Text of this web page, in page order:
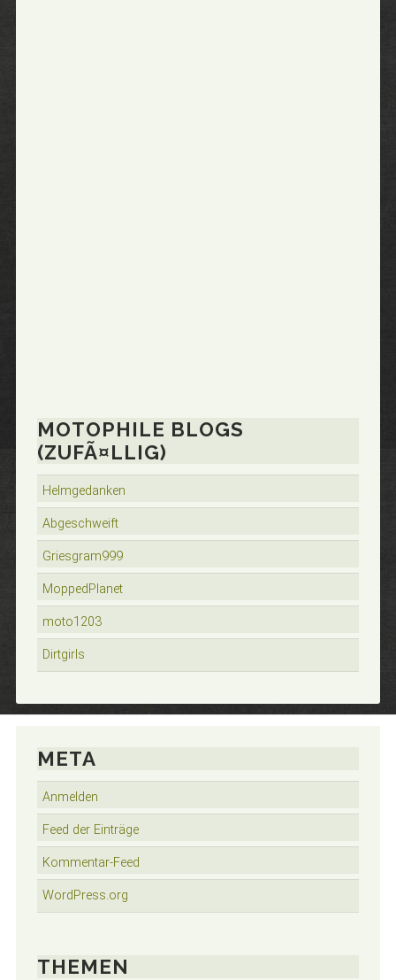
MOTOPHILE BLOGS
(ZUFÃ¤LLIG)
Helmgedanken
Abgeschweift
Griesgram999
MoppedPlanet
moto1203
Dirtgirls
META
Anmelden
Feed der Einträge
Kommentar-Feed
WordPress.org
THEMEN